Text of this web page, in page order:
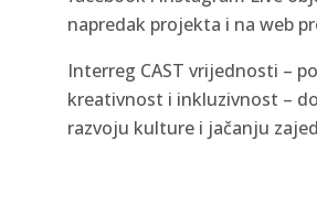
napredak projekta i na web
Interreg CAST vrijednosti –
kreativnost i inkluzivnost –
razvoju kulture i jačanju